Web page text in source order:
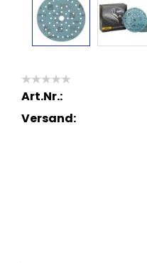
Art.Nr.:
Versand: